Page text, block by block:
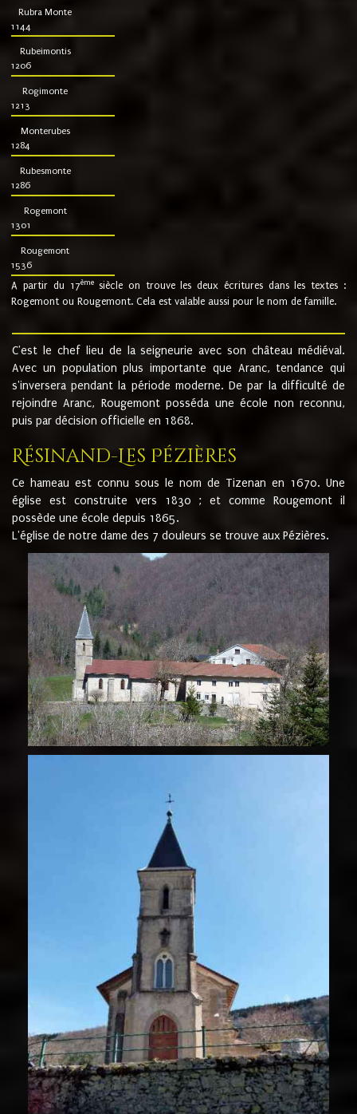
Rubra Monte
1144
Rubeimontis
1206
Rogimonte
1213
Monterubes
1284
Rubesmonte
1286
Rogemont
1301
Rougemont
1536
A partir du 17ème siècle on trouve les deux écritures dans les textes :
Rogemont ou Rougemont. Cela est valable aussi pour le nom de famille.
C'est le chef lieu de la seigneurie avec son château médiéval.
Avec un population plus importante que Aranc, tendance qui
s'inversera pendant la période moderne. De par la difficulté de
rejoindre Aranc, Rougemont posséda une école non reconnu,
puis par décision officielle en 1868.
Résinand-Les Pézières
Ce hameau est connu sous le nom de Tizenan en 1670. Une
église est construite vers 1830 ; et comme Rougemont il
possède une école depuis 1865.
L'église de notre dame des 7 douleurs se trouve aux Pézières.